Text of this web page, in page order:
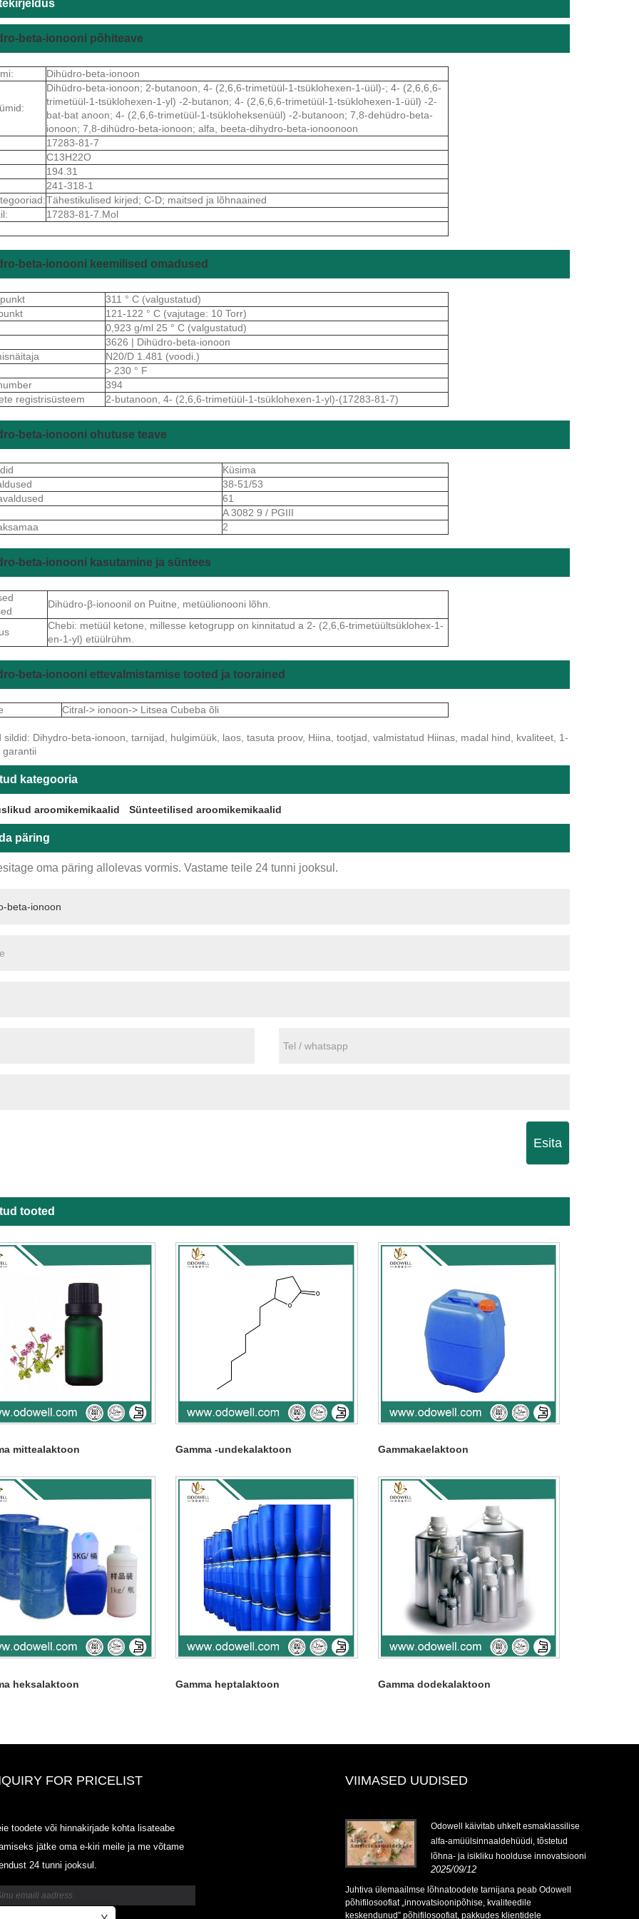
beta-ionooni põhiteave
Dihüdro-beta-ionoon
Dihüdro-beta-ionoon; 2-butanoon, 4- (2,6,6-trimetüül-1-tsüklohexen-1-üül)-; 4- (2,6,6,6-
trimetüül-1-tsüklohexen-1-yl) -2-butanon; 4- (2,6,6,6-trimetüül-1-tsüklohexen-1-üül) -2-
bat-bat anoon; 4- (2,6,6-trimetüül-1-tsükloheksenüül) -2-butanoon; 7,8-dehüdro-beta-
ionoon; 7,8-dihüdro-beta-ionoon; alfa, beeta-dihydro-beta-ionoonoon
17283-81-7
C13H22O
194.31
241-318-1
Tähestikulised kirjed; C-D; maitsed ja lõhnaained
17283-81-7.Mol
beta-ionooni keemilised omadused
311 ° C (valgustatud)
121-122 ° C (vajutage: 10 Torr)
0,923 g/ml 25 ° C (valgustatud)
3626 | Dihüdro-beta-ionoon
N20/D 1.481 (voodi.)
> 230 ° F
394
registrisüsteem
2-butanoon, 4- (2,6,6-trimetüül-1-tsüklohexen-1-yl)-(17283-81-7)
beta-ionooni ohutuse teave
Küsima
38-51/53
61
A 3082 9 / PGIII
2
beta-ionooni kasutamine ja süntees
Dihüdro-β-ionoonil on Puitne, metüülionooni lõhn.
Chebi: metüül ketone, millesse ketogrupp on kinnitatud a 2- (2,6,6-trimetüültsüklohex-1-
en-1-yl) etüülrühm.
beta-ionooni ettevalmistamise tooted ja toorained
Citral-> ionoon-> Litsea Cubeba õli
sildid: Dihydro-beta-ionoon, tarnijad, hulgimüük, laos, tasuta proov, Hiina, tootjad, valmistatud Hiinas, madal hind, kvaliteet, 1-
garantii
kategooria
aroomikemikaalid Sünteetilised aroomikemikaalid
päring
oma päring allolevas vormis. Vastame teile 24 tunni jooksul.
Esita
tooted
mittealaktoon Gamma -undekalaktoon Gammakaelaktoon
heksalaktoon Gamma heptalaktoon Gamma dodekalaktoon
FOR PRICELIST
toodete või hinnakirjade kohta lisateabe
jätke oma e-kiri meile ja me võtame
24 tunni jooksul.
VIIMASED UUDISED
20125.6.14-2025.07.25
Odowell käivitab uhkelt esmaklassilise
alfa-amüülsinnaaldehüüdi, tõstetud
lõhna- ja isikliku hoolduse innovatsiooni
2025/09/12
Juhtiva ülemaailmse lõhnatoodete tarnijana peab Odowell
põhifilosoofiat „innovatsioonipõhise, kvaliteedile
keskendunud” põhifilosoofiat, pakkudes klientidele